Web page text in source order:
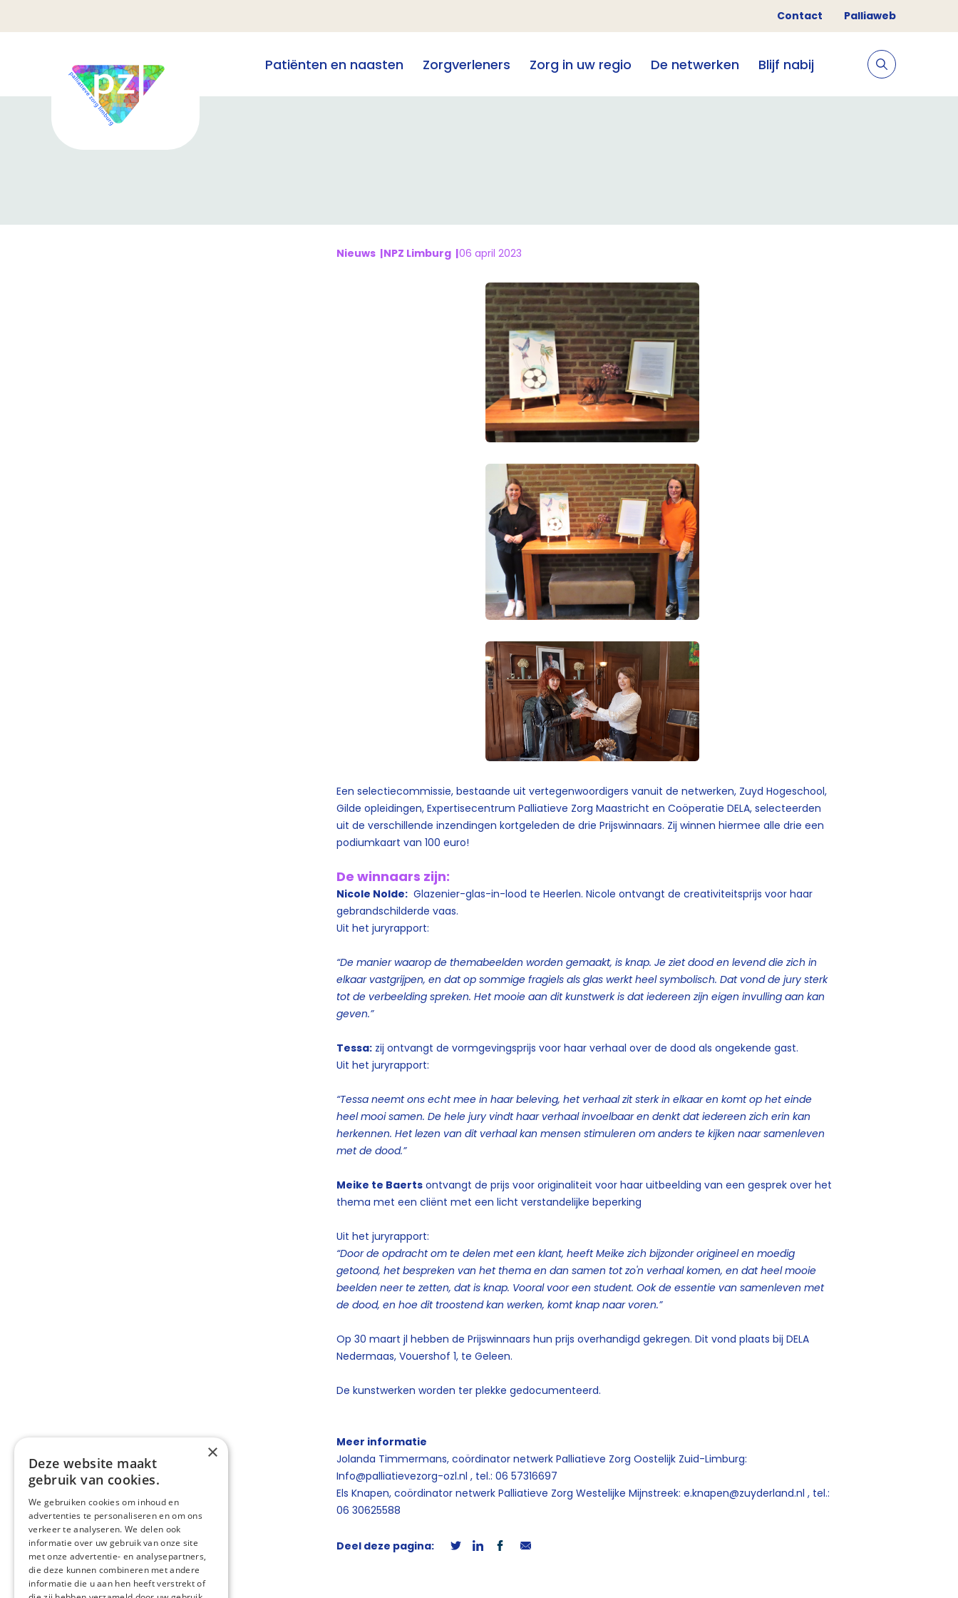
Contact Palliaweb
Patiënten en naasten Zorgverleners Zorg in uw regio De netwerken Blijf nabij
Nieuws NPZ Limburg 06 april 2023
Een selectiecommissie, bestaande uit vertegenwoordigers vanuit de netwerken, Zuyd Hogeschool,
Gilde opleidingen, Expertisecentrum Palliatieve Zorg Maastricht en Coöperatie DELA, selecteerden
uit de verschillende inzendingen kortgeleden de drie Prijswinnaars. Zij winnen hiermee alle drie een
podiumkaart van 100 euro!
De winnaars zijn:
Nicole Nolde: Glazenier-glas-in-lood te Heerlen. Nicole ontvangt de creativiteitsprijs voor haar
gebrandschilderde vaas.
Uit het juryrapport:
“De manier waarop de themabeelden worden gemaakt, is knap. Je ziet dood en levend die zich in
elkaar vastgrijpen, en dat op sommige fragiels als glas werkt heel symbolisch. Dat vond de jury sterk
tot de verbeelding spreken. Het mooie aan dit kunstwerk is dat iedereen zijn eigen invulling aan kan
geven.”
Tessa: zij ontvangt de vormgevingsprijs voor haar verhaal over de dood als ongekende gast.
Uit het juryrapport:
“Tessa neemt ons echt mee in haar beleving, het verhaal zit sterk in elkaar en komt op het einde
heel mooi samen. De hele jury vindt haar verhaal invoelbaar en denkt dat iedereen zich erin kan
herkennen. Het lezen van dit verhaal kan mensen stimuleren om anders te kijken naar samenleven
met de dood.”
Meike te Baerts ontvangt de prijs voor originaliteit voor haar uitbeelding van een gesprek over het
thema met een cliënt met een licht verstandelijke beperking
Uit het juryrapport:
“Door de opdracht om te delen met een klant, heeft Meike zich bijzonder origineel en moedig
getoond, het bespreken van het thema en dan samen tot zo'n verhaal komen, en dat heel mooie
beelden neer te zetten, dat is knap. Vooral voor een student. Ook de essentie van samenleven met
de dood, en hoe dit troostend kan werken, komt knap naar voren.”
Op 30 maart jl hebben de Prijswinnaars hun prijs overhandigd gekregen. Dit vond plaats bij DELA
Nedermaas, Vouershof 1, te Geleen.
De kunstwerken worden ter plekke gedocumenteerd.
Meer informatie
Jolanda Timmermans, coördinator netwerk Palliatieve Zorg Oostelijk Zuid-Limburg:
Info@palliatievezorg-ozl.nl , tel.: 06 57316697
Els Knapen, coördinator netwerk Palliatieve Zorg Westelijke Mijnstreek: e.knapen@zuyderland.nl , tel.:
06 30625588
Deel deze pagina:
×
Deze website maakt
gebruik van cookies.
We gebruiken cookies om inhoud en
advertenties te personaliseren en om ons
verkeer te analyseren. We delen ook
informatie over uw gebruik van onze site
met onze advertentie- en analysepartners,
die deze kunnen combineren met andere
informatie die u aan hen heeft verstrekt of